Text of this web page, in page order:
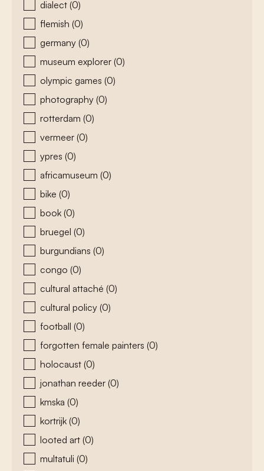
dialect (0)
flemish (0)
germany (0)
museum explorer (0)
olympic games (0)
photography (0)
rotterdam (0)
vermeer (0)
ypres (0)
africamuseum (0)
bike (0)
book (0)
bruegel (0)
burgundians (0)
congo (0)
cultural attaché (0)
cultural policy (0)
football (0)
forgotten female painters (0)
holocaust (0)
jonathan reeder (0)
kmska (0)
kortrijk (0)
looted art (0)
multatuli (0)